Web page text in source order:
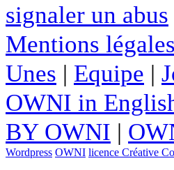
signaler un abus
Mentions légales
Unes | Equipe |
OWNI in
BY OWNI |
Wordpress OWNI licence Créative